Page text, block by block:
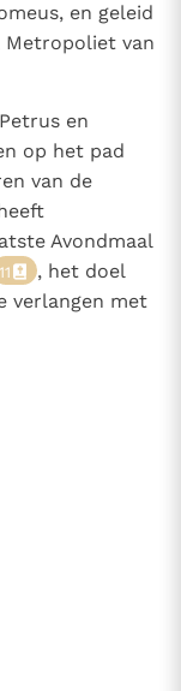
en geleid
Metropoliet van
en
op het pad
van de
Avondmaal
11
, het doel
verlangen met